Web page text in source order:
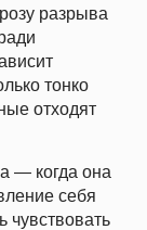
разрыва
тонко
отходят
— когда она
себя
чувствовать